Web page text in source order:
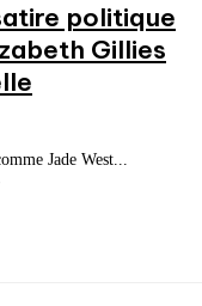
politique
Gillies
Jade West...